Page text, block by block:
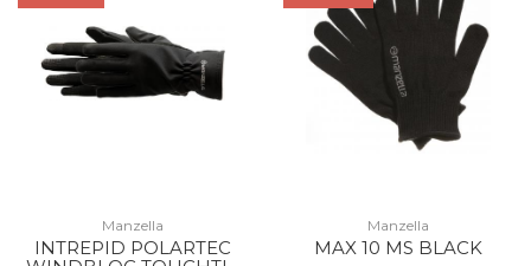
Manzella
INTREPID POLARTEC
Manzella
MAX 10 MS BLACK